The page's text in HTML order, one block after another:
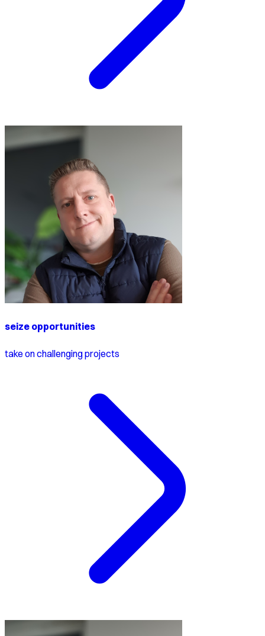
seize opportunities
take on challenging projects